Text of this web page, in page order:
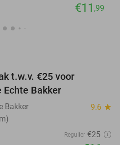
€11 ,99
t.w.v. €25 voor
Echte Bakker
Bakker 9.6 star
Regulier €25